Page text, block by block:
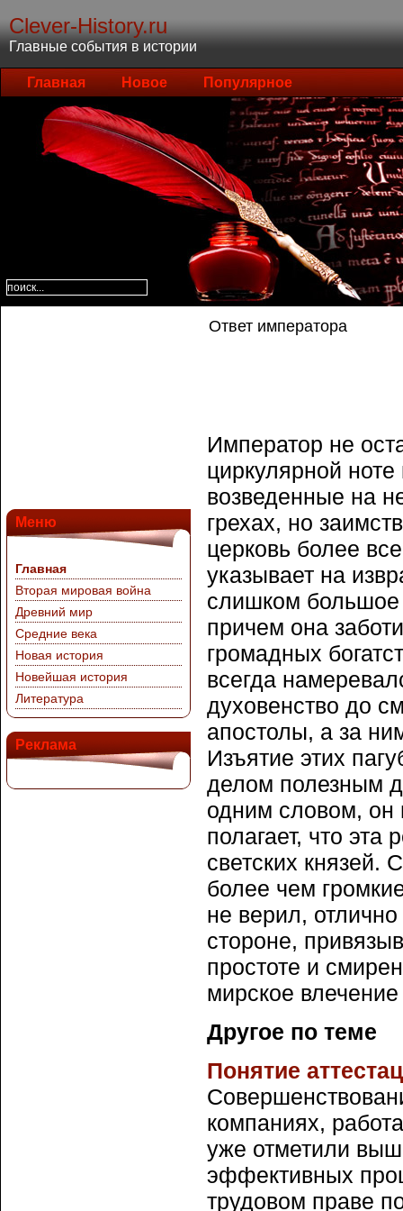
Clever-History.ru
Главные события в истории
Главная Новое Популярное
Меню
Главная
Вторая мировая война
Древний мир
Средние века
Новая история
Новейшая история
Литература
Реклама
Ответ императора
Император не
циркулярной
возведенные на
грехах, но
церковь более
указывает на
слишком большое
причем она
громадных
всегда
духовенство до
апостолы, а за
Изъятие этих
делом полезным
одним словом, он
полагает, что
светских князей.
более чем
не верил,
стороне,
простоте и
мирское
Другое по теме
Понятие
компаниях,
уже отметили
эффективных
трудовом праве